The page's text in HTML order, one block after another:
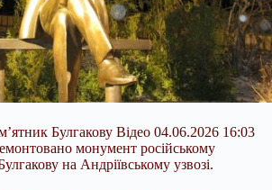
Булгакову Відео 04.06.2026 16:03
монумент російському
на Андріївському узвозі.